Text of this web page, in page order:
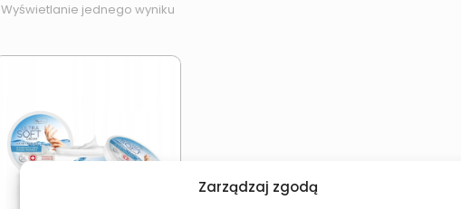
Zarządzaj zgodą
Wyświetlanie jednego wyniku